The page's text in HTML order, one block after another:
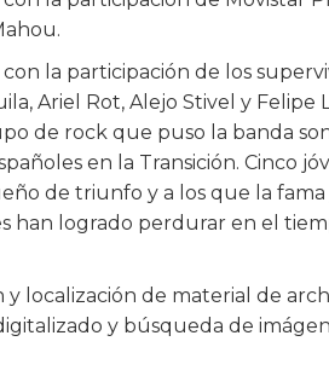
la participación de los
Ariel Rot, Alejo Stivel y Felipe
de rock que puso la banda
en la Transición. Cinco
de triunfo y a los que la fama
han logrado perdurar en el
y localización de material de
y búsqueda de